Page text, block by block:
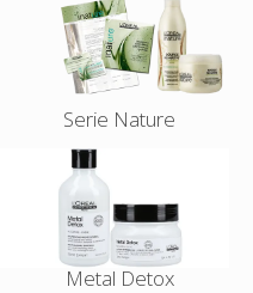
Serie Nature
Metal Detox